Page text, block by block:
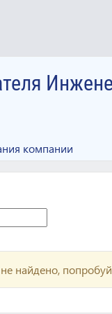
компании
найдено,